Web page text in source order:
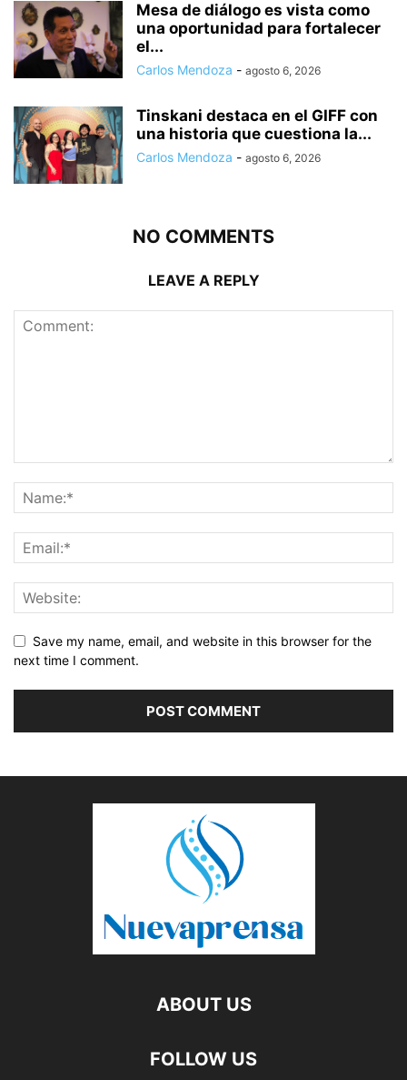
Mesa de diálogo es vista como
una oportunidad para fortalecer
el...
Carlos Mendoza - agosto 6, 2026
Tinskani destaca en el GIFF con
una historia que cuestiona la...
Carlos Mendoza - agosto 6, 2026
NO COMMENTS
LEAVE A REPLY
Save my name, email, and website in this browser for the
next time I comment.
ABOUT US
FOLLOW US